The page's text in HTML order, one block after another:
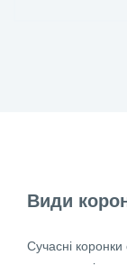
Види
Сучасні коронки